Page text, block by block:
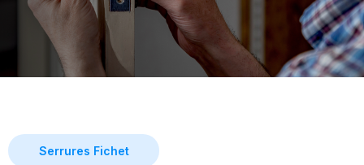
Serrures Fichet